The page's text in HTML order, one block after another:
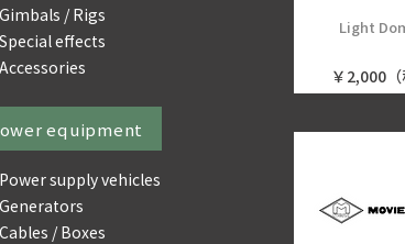
Gimbals / Rigs
Special effects
Accessories
equipment
Power supply vehicles
Generators
Cables / Boxes
Light
￥2,000（